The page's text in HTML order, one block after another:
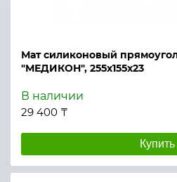
Мат силиконовый
"МЕДИКОН", 255х155х23
В наличии
29 400 ₸
Купить